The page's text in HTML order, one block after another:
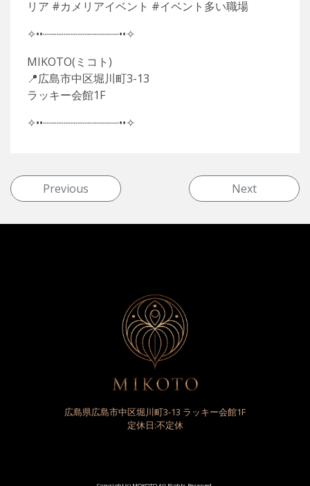
リア #カメリアイベント #イベント多い職場
✧••┈┈┈┈┈┈┈┈┈┈┈••✧
MIKOTO(ミコト)
📍広島市中区堀川町3-13
ラッキー会館1F
✧••┈┈┈┈┈┈┈┈┈┈┈••✧
投稿ナビゲーション
Previous Next
広島県広島市中区堀川町3-13 ラッキー会館1F
定休日:不定休